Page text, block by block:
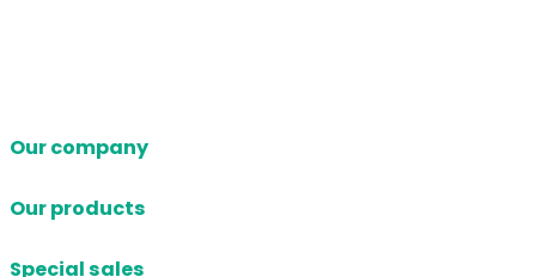
Our company
Our products
Special sales